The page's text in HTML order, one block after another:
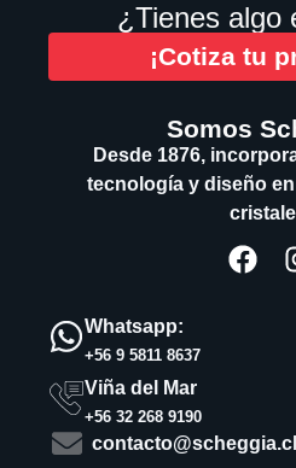
¿Tienes algo
¡Cotiza tu
Somos
Desde 1876,
tecnología y diseño
Whatsapp:
+56 9 5811 8637
Viña del Mar
+56 32 268 9190
contacto@scheggia.cl